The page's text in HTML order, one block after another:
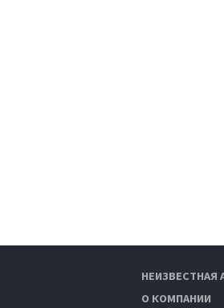
НЕИЗВЕСТНАЯ
О КОМПАНИИ